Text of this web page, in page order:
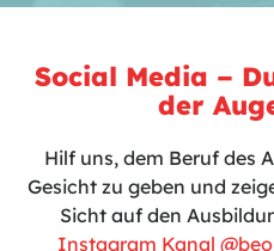
Social Media –
der
Hilf uns, dem Beruf des
Gesicht zu geben und
Sicht auf den
Instagram Kanal